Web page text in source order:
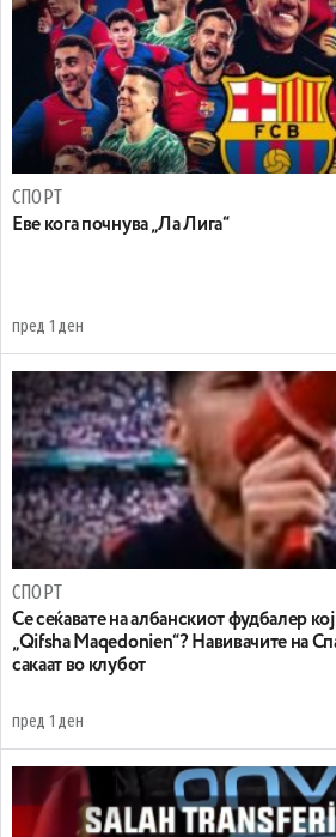
СПОРТ
Еве кога почнува „Ла Лига“
пред 1 ден
СПОРТ
Се сеќавате на албанскиот фудбалер
„Qifsha Maqedonien“? Навивачите на
сакаат во клубот
пред 1 ден